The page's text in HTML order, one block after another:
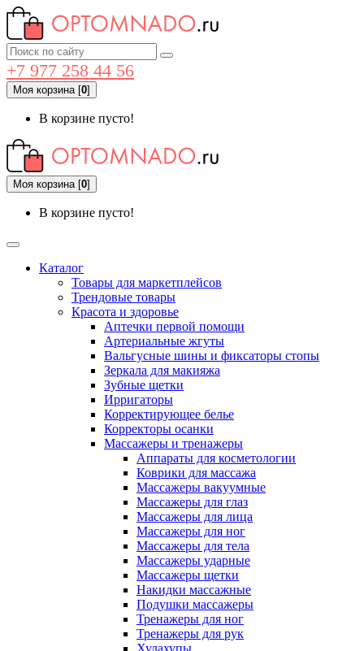
+7 977 258 44 56
Моя корзина[0]
В корзине пусто!
Моя корзина[0]
В корзине пусто!
Каталог
Товары для маркетплейсов
Трендовые товары
Красота и здоровье
Аптечки первой помощи
Артериальные жгуты
Вальгусные шины и фиксаторы стопы
Зеркала для макияжа
Зубные щетки
Ирригаторы
Корректирующее белье
Корректоры осанки
Массажеры и тренажеры
Аппараты для косметологии
Коврики для массажа
Массажеры вакуумные
Массажеры для глаз
Массажеры для лица
Массажеры для ног
Массажеры для тела
Массажеры ударные
Массажеры щетки
Накидки массажные
Подушки массажеры
Тренажеры для ног
Тренажеры для рук
Хулахупы